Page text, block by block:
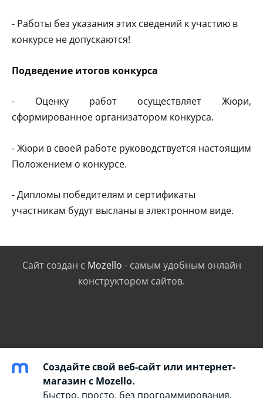
- Работы без указания этих сведений к участию в
конкурсе не допускаются!
Подведение итогов конкурса
- Оценку работ осуществляет Жюри,
сформированное организатором конкурса.
- Жюри в своей работе руководствуется настоящим
Положением о конкурсе.
- Дипломы победителям и сертификаты
участникам будут высланы в электронном виде.
Сайт создан с Mozello - самым удобным онлайн
конструктором сайтов.
Создайте свой веб-сайт или интернет-
магазин с Mozello.
Быстро, просто, без программирования.